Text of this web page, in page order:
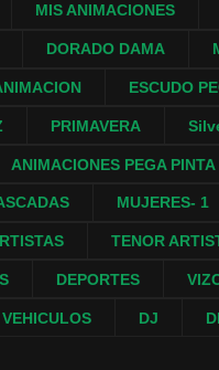
MIS ANIMACIONES
DORADO DAMA
ESCUDO
PRIMAVERA
ANIMACIONES PEGA PINTA
MUJERES- 1
TENOR
DEPORTES
VEHICULOS DJ